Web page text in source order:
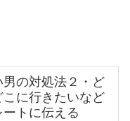
の対処法２・ど
に行きたいなど
トに伝える